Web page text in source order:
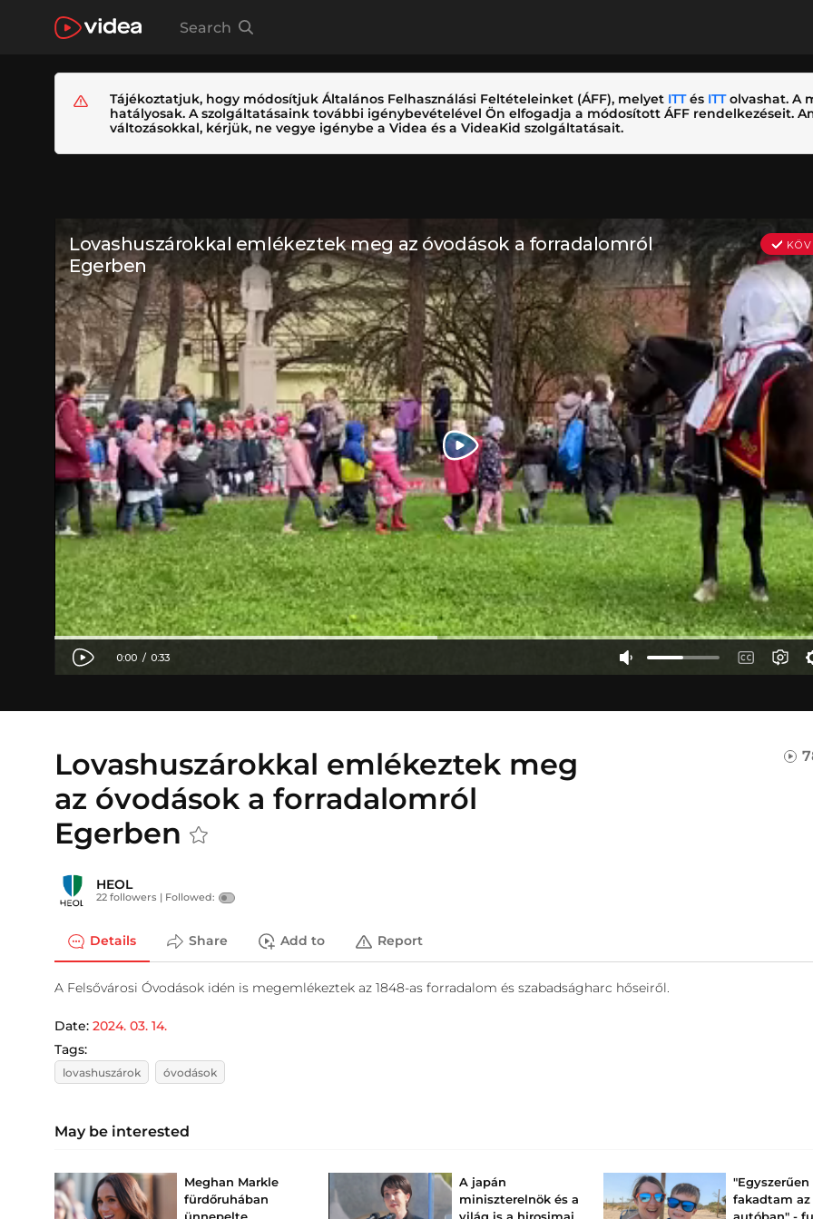
Search
Tájékoztatjuk, hogy módosítjuk Általános Felhasználási Feltételeinket (ÁFF), melyet ITTés ITTolvashat. A
hatályosak. A szolgáltatásaink további igénybevételével Ön elfogadja a módosított ÁFF rendelkezéseit.
változásokkal, kérjük, ne vegye igénybe a Videa és a VideaKid szolgáltatásait.
Lovashuszárokkal emlékeztek meg
az óvodások a forradalomról
Egerben
HEOL
22 followers | Followed:
Details Share Add to Report
A Felsővárosi Óvodások idén is megemlékeztek az 1848-as forradalom és szabadságharc hőseiről.
Date: 2024. 03. 14.
Tags:
lovashuszárok óvodások
May be interested
Meghan Markle
fürdőruhában
ünnepelte
A japán
miniszterelnök és a
világ is a hirosimai
"Egyszerűen
fakadtam az
autóban" -